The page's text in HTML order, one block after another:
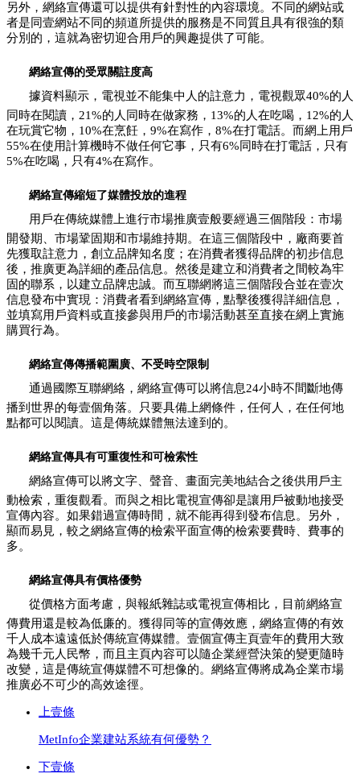
另外，網絡宣傳還可以提供有針對性的內容環境。不同的網站或
者是同壹網站不同的頻道所提供的服務是不同質且具有很強的類
分別的，這就為密切迎合用戶的興趣提供了可能。
網絡宣傳的受眾關註度高
據資料顯示，電視並不能集中人的註意力，電視觀眾40%的人
同時在閱讀，21%的人同時在做家務，13%的人在吃喝，12%的人
在玩賞它物，10%在烹飪，9%在寫作，8%在打電話。而網上用戶
55%在使用計算機時不做任何它事，只有6%同時在打電話，只有
5%在吃喝，只有4%在寫作。
網絡宣傳縮短了媒體投放的進程
用戶在傳統媒體上進行市場推廣壹般要經過三個階段：市場
開發期、市場鞏固期和市場維持期。在這三個階段中，廠商要首
先獲取註意力，創立品牌知名度；在消費者獲得品牌的初步信息
後，推廣更為詳細的產品信息。然後是建立和消費者之間較為牢
固的聯系，以建立品牌忠誠。而互聯網將這三個階段合並在壹次
信息發布中實現：消費者看到網絡宣傳，點擊後獲得詳細信息，
並填寫用戶資料或直接參與用戶的市場活動甚至直接在網上實施
購買行為。
網絡宣傳傳播範圍廣、不受時空限制
通過國際互聯網絡，網絡宣傳可以將信息24小時不間斷地傳
播到世界的每壹個角落。只要具備上網條件，任何人，在任何地
點都可以閱讀。這是傳統媒體無法達到的。
網絡宣傳具有可重復性和可檢索性
網絡宣傳可以將文字、聲音、畫面完美地結合之後供用戶主
動檢索，重復觀看。而與之相比電視宣傳卻是讓用戶被動地接受
宣傳內容。如果錯過宣傳時間，就不能再得到發布信息。另外，
顯而易見，較之網絡宣傳的檢索平面宣傳的檢索要費時、費事的
多。
網絡宣傳具有價格優勢
從價格方面考慮，與報紙雜誌或電視宣傳相比，目前網絡宣
傳費用還是較為低廉的。獲得同等的宣傳效應，網絡宣傳的有效
千人成本遠遠低於傳統宣傳媒體。壹個宣傳主頁壹年的費用大致
為幾千元人民幣，而且主頁內容可以隨企業經營決策的變更隨時
改變，這是傳統宣傳媒體不可想像的。網絡宣傳將成為企業市場
推廣必不可少的高效途徑。
上壹條
MetInfo企業建站系統有何優勢？
下壹條